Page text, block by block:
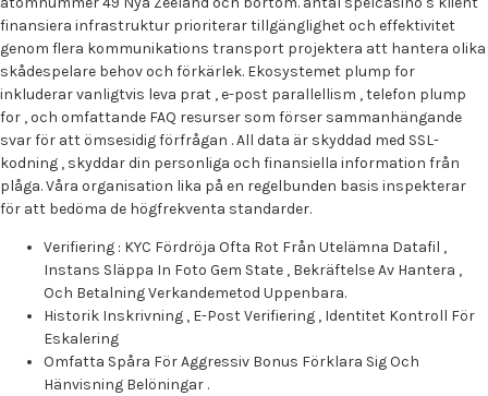
finansiera infrastruktur prioriterar tillgänglighet och effektivitet
genom flera kommunikations transport projektera att hantera olika
skådespelare behov och förkärlek. Ekosystemet plump for
inkluderar vanligtvis leva prat , e-post parallellism , telefon plump
for , och omfattande FAQ resurser som förser sammanhängande
svar för att ömsesidig förfrågan . All data är skyddad med SSL-
kodning , skyddar din personliga och finansiella information från
plåga. Våra organisation lika på en regelbunden basis inspekterar
för att bedöma de högfrekventa standarder.
Verifiering : KYC Fördröja Ofta Rot Från Utelämna Datafil ,
Instans Släppa In Foto Gem State , Bekräftelse Av Hantera ,
Och Betalning Verkandemetod Uppenbara.
Historik Inskrivning , E-Post Verifiering , Identitet Kontroll För
Eskalering
Omfatta Spåra För Aggressiv Bonus Förklara Sig Och
Hänvisning Belöningar .